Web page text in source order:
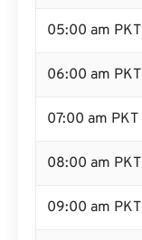
05:00 am PKT
06:00 am PKT
07:00 am PKT
08:00 am PKT
09:00 am PKT